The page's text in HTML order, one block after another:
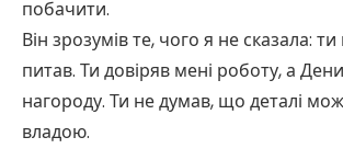
побачити.
Він зрозумів те, чого я не сказала:
питав. Ти довіряв мені роботу, а
нагороду. Ти не думав, що деталі
владою.